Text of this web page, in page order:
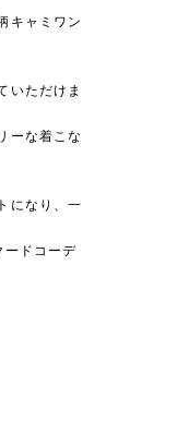
キャミワン
いただけま
ーな着こな
になり、一
ードコーデ